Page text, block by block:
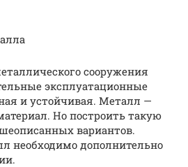
сооружения
эксплуатационные
и устойчивая. Металл —
Но построить такую
вариантов.
необходимо дополнительно